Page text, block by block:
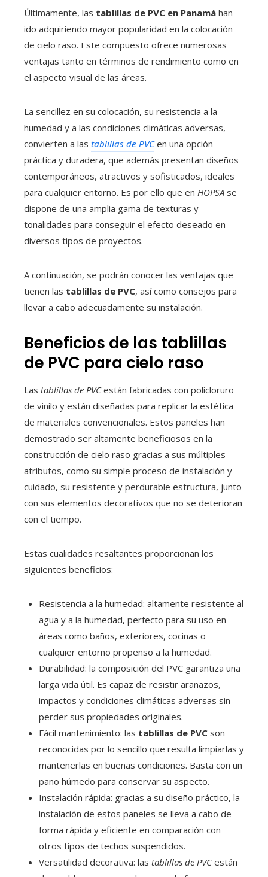
Últimamente, las tablillas de PVC en Panamá han
ido adquiriendo mayor popularidad en la colocación
de cielo raso. Este compuesto ofrece numerosas
ventajas tanto en términos de rendimiento como en
el aspecto visual de las áreas.
La sencillez en su colocación, su resistencia a la
humedad y a las condiciones climáticas adversas,
convierten a las tablillas de PVCen una opción
práctica y duradera, que además presentan diseños
contemporáneos, atractivos y sofisticados, ideales
para cualquier entorno. Es por ello que en HOPSA se
dispone de una amplia gama de texturas y
tonalidades para conseguir el efecto deseado en
diversos tipos de proyectos.
A continuación, se podrán conocer las ventajas que
tienen las tablillas de PVC, así como consejos para
llevar a cabo adecuadamente su instalación.
Beneficios de las tablillas
de PVC para cielo raso
Las tablillas de PVCestán fabricadas con policloruro
de vinilo y están diseñadas para replicar la estética
de materiales convencionales. Estos paneles han
demostrado ser altamente beneficiosos en la
construcción de cielo raso gracias a sus múltiples
atributos, como su simple proceso de instalación y
cuidado, su resistente y perdurable estructura, junto
con sus elementos decorativos que no se deterioran
con el tiempo.
Estas cualidades resaltantes proporcionan los
siguientes beneficios:
Resistencia a la humedad: altamente resistente al
agua y a la humedad, perfecto para su uso en
áreas como baños, exteriores, cocinas o
cualquier entorno propenso a la humedad.
Durabilidad: la composición del PVC garantiza una
larga vida útil. Es capaz de resistir arañazos,
impactos y condiciones climáticas adversas sin
perder sus propiedades originales.
Fácil mantenimiento: las tablillas de PVC son
reconocidas por lo sencillo que resulta limpiarlas y
mantenerlas en buenas condiciones. Basta con un
paño húmedo para conservar su aspecto.
Instalación rápida: gracias a su diseño práctico, la
instalación de estos paneles se lleva a cabo de
forma rápida y eficiente en comparación con
otros tipos de techos suspendidos.
Versatilidad decorativa: las tablillas de PVCestán